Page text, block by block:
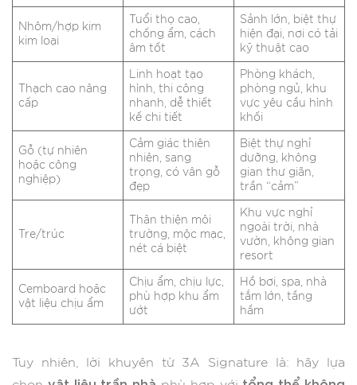
Nhôm/hợp kim
kim loại
Tuổi thọ cao,
chống ẩm, cách
âm tốt
Sảnh lớn, biệt thự
hiện đại, nơi có tải
kỹ thuật cao
Thạch cao nâng
cấp
Linh hoạt tạo
hình, thi công
nhanh, dễ thiết
kế chi tiết
Phòng khách,
phòng ngủ, khu
vực yêu cầu hình
khối
Gỗ (tự nhiên
hoặc công
nghiệp)
Cảm giác thiên
nhiên, sang
trọng, có vân gỗ
đẹp
Biệt thự nghỉ
dưỡng, không
gian thư giãn,
trần “cảm”
Tre/trúc
Thân thiện môi
trường, mộc mạc,
nét cá biệt
Khu vực nghỉ
ngoài trời, nhà
vườn, không gian
resort
Cemboard hoặc
vật liệu chịu ẩm
Chịu ẩm, chịu lực,
phù hợp khu ẩm
ướt
Hồ bơi, spa, nhà
tắm lớn, tầng
hầm
Tuy nhiên, lời khuyên từ 3A Signature là: hãy lựa